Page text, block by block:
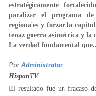
estratégicamente
paralizar el programa
regionales y forzar la
tenaz guerra asimétrica y la
La verdad fundamental
PorAdministrator
HispanTV
El resultado fue un fracaso